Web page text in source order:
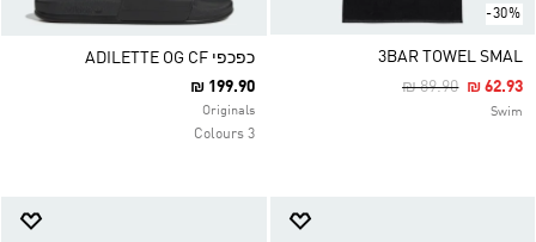
-30%
3BAR TOWEL SMAL
Price Reduced
₪ 89.90To₪ 62.93
Swim
כפכפי ADILETTE OG CF
₪ 199.90
Originals
3 Colours